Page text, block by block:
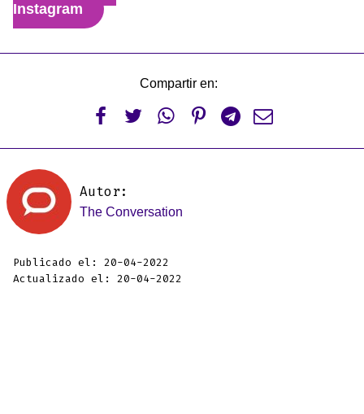
Instagram
Compartir en:
     
Autor:
The Conversation
Publicado el: 20-04-2022
Actualizado el: 20-04-2022